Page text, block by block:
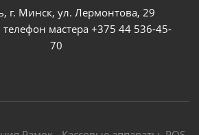
г. Минск, ул. Лермонтова, 29
телефон мастера +375 44 536-45-
70